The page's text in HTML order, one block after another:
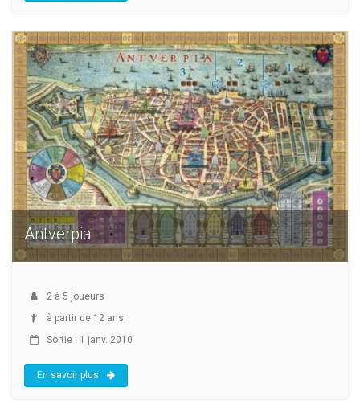
Antverpia
2 à 5 joueurs
à partir de 12 ans
Sortie : 1 janv. 2010
En savoir plus